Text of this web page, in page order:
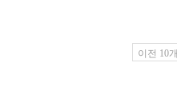
이전 10개